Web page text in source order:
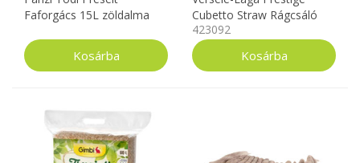
Faforgács 15L zöldalma
Cubetto Straw Rágcsáló
Alom Szalma 12L
423092